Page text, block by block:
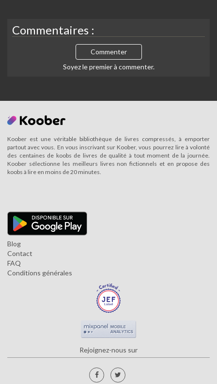
Commentaires :
Commenter
Soyez le premier à commenter.
Koober est une véritable bibliothèque de livres compressés, à emporter
partout avec vous. En vous inscrivant sur Koober, vous pourrez lire à volonté
des centaines de koobs de livres de qualité à tout moment de la journée.
Koober sélectionne les meilleurs livres non fictionnels et en propose des
koobs à lire en moins de 20 minutes.
Blog
Contact
FAQ
Conditions générales
Rejoignez-nous sur